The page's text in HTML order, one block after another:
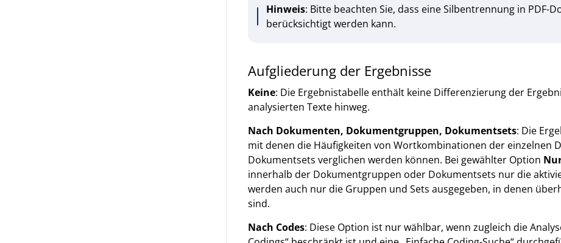
Hinweis: Bitte beachten Sie, dass eine Silbentrennung in PDF-
berücksichtigt werden kann.
Aufgliederung der Ergebnisse
Keine: Die Ergebnistabelle enthält keine Differenzierung der
analysierten Texte hinweg.
Nach Dokumenten, Dokumentgruppen, Dokumentsets: Die
mit denen die Häufigkeiten von Wortkombinationen der einzelnen
Dokumentsets verglichen werden können. Bei gewählter Option
innerhalb der Dokumentgruppen oder Dokumentsets nur die
werden auch nur die Gruppen und Sets ausgegeben, in denen
sind.
Nach Codes: Diese Option ist nur wählbar, wenn zugleich die